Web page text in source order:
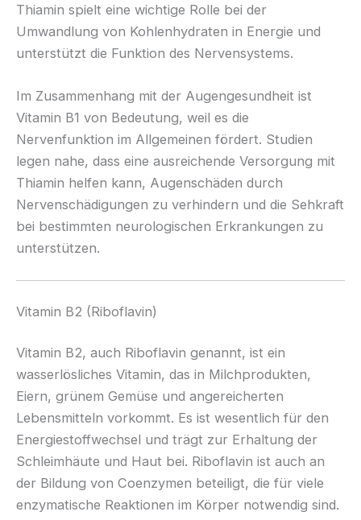
Thiamin spielt eine wichtige Rolle bei der
Umwandlung von Kohlenhydraten in Energie und
unterstützt die Funktion des Nervensystems.
Im Zusammenhang mit der Augengesundheit ist
Vitamin B1 von Bedeutung, weil es die
Nervenfunktion im Allgemeinen fördert. Studien
legen nahe, dass eine ausreichende Versorgung mit
Thiamin helfen kann, Augenschäden durch
Nervenschädigungen zu verhindern und die Sehkraft
bei bestimmten neurologischen Erkrankungen zu
unterstützen.
Vitamin B2 (Riboflavin)
Vitamin B2, auch Riboflavin genannt, ist ein
wasserlösliches Vitamin, das in Milchprodukten,
Eiern, grünem Gemüse und angereicherten
Lebensmitteln vorkommt. Es ist wesentlich für den
Energiestoffwechsel und trägt zur Erhaltung der
Schleimhäute und Haut bei. Riboflavin ist auch an
der Bildung von Coenzymen beteiligt, die für viele
enzymatische Reaktionen im Körper notwendig sind.